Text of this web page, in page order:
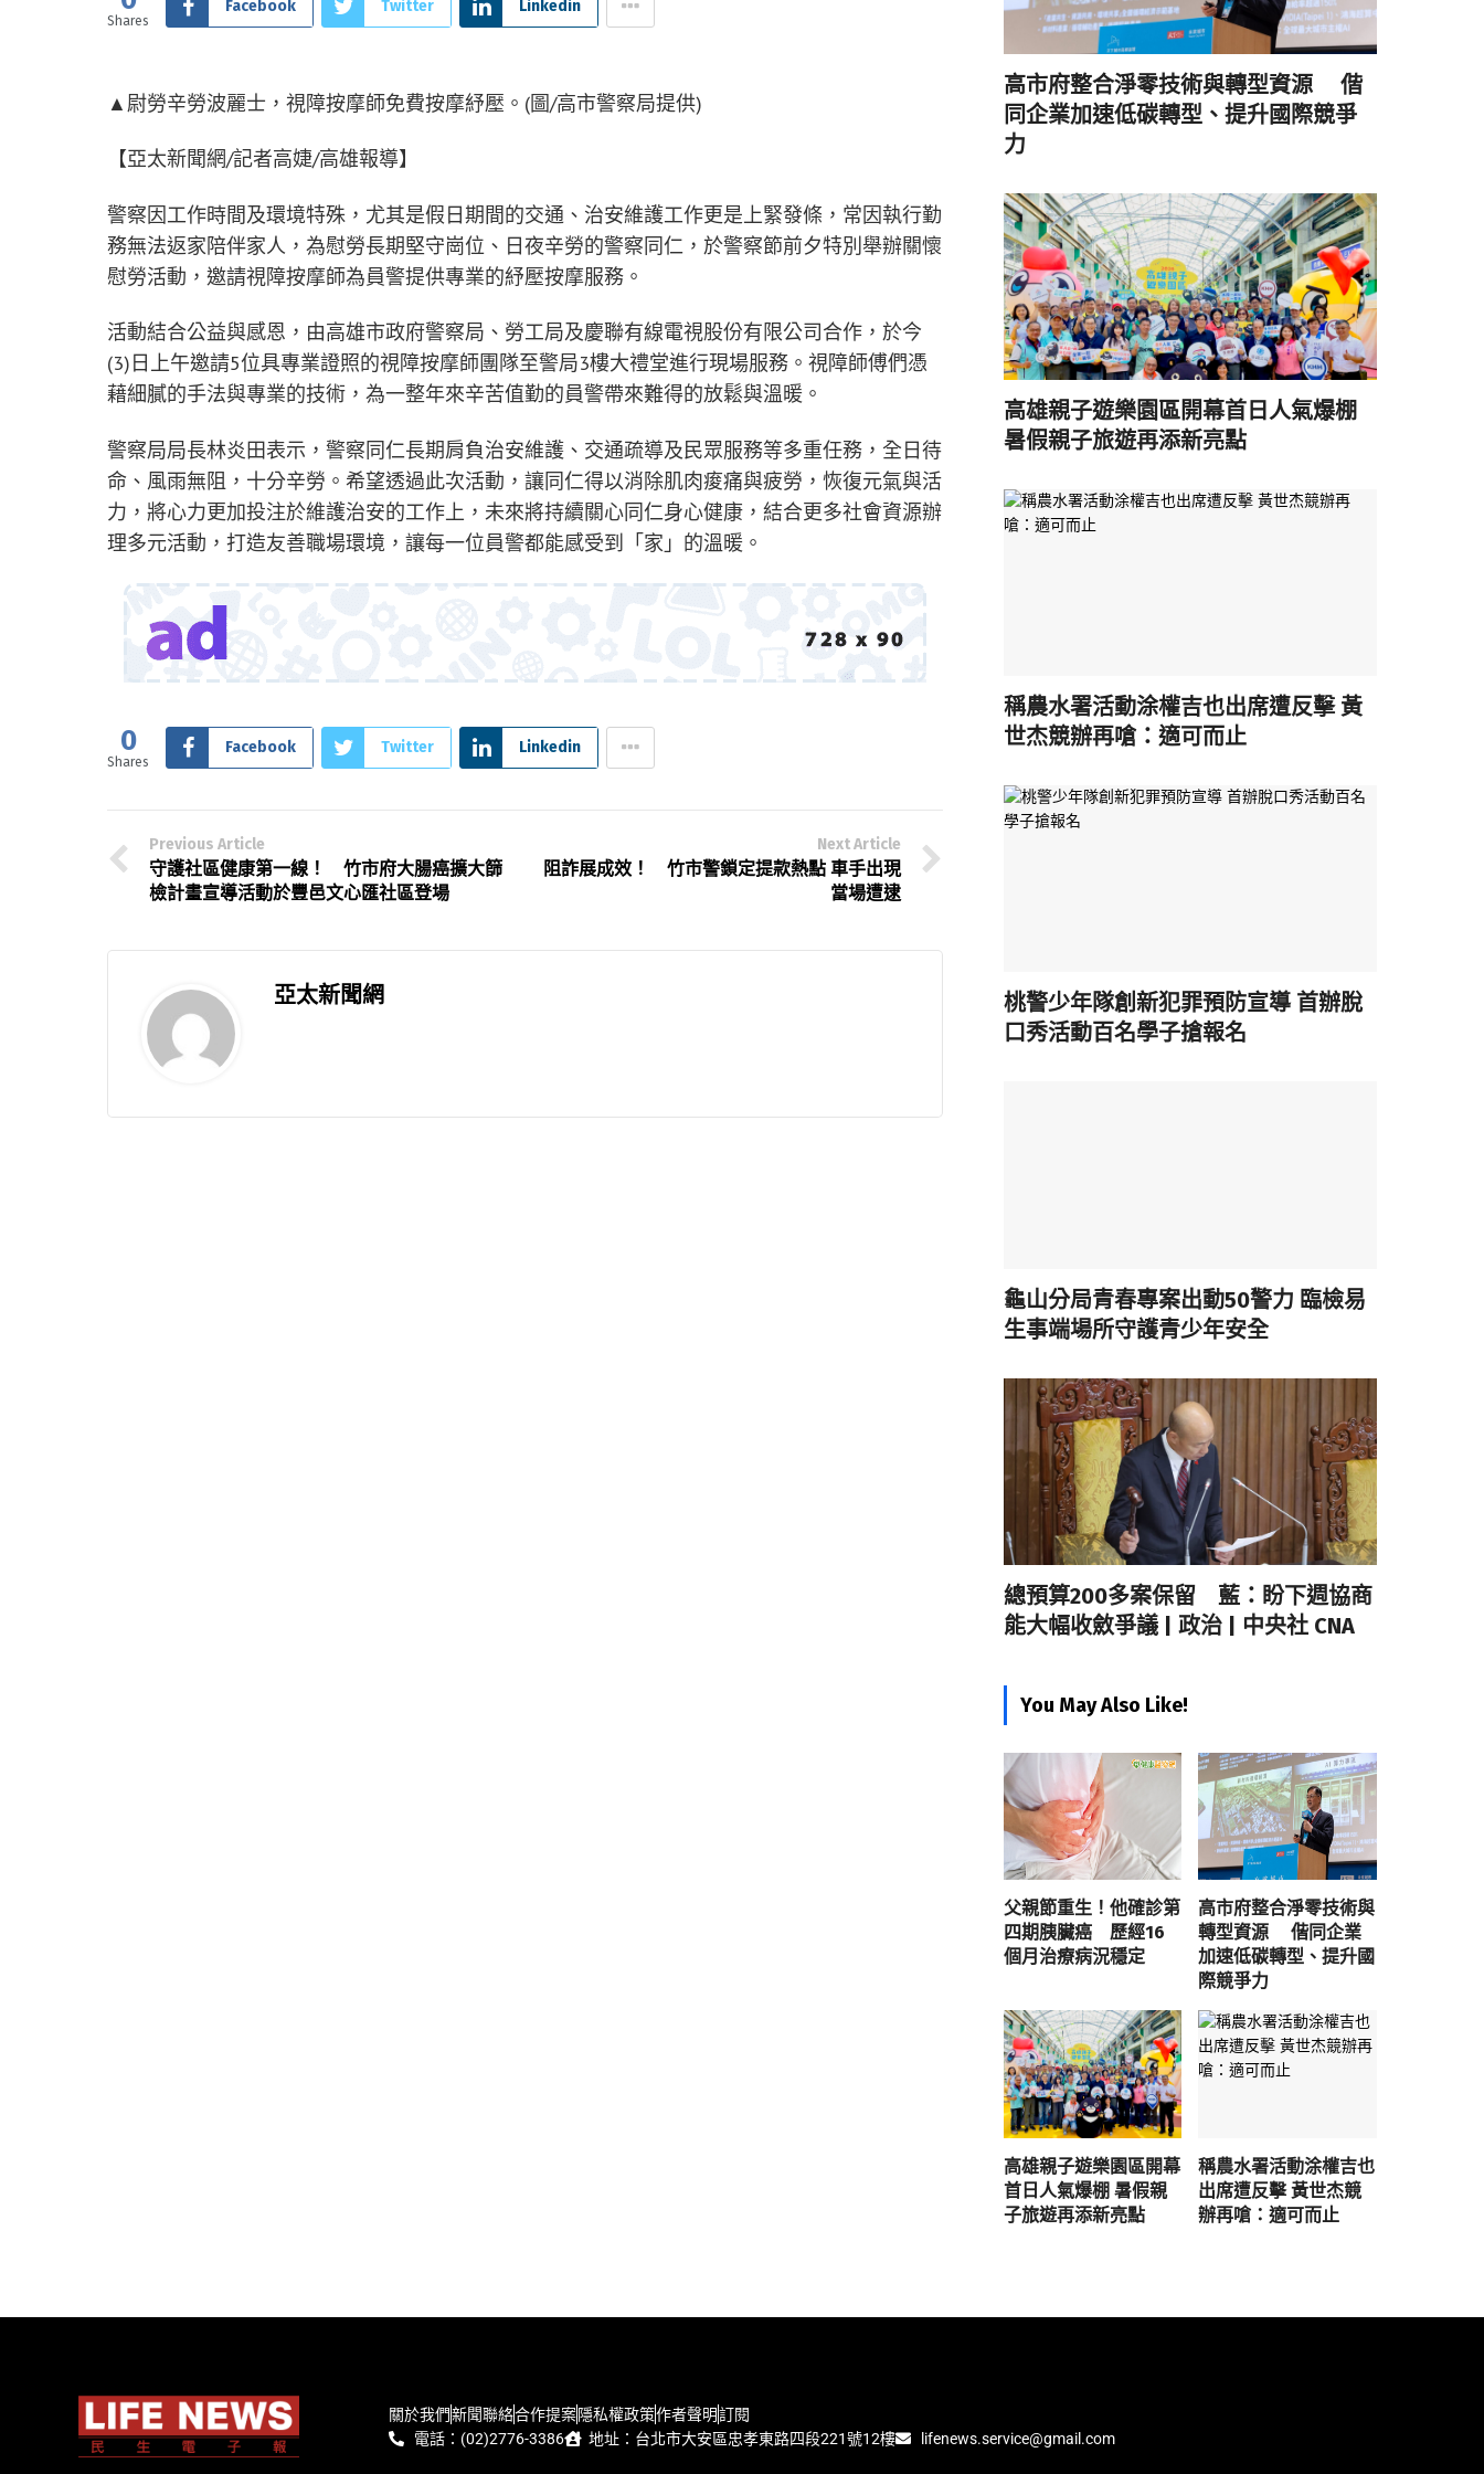
Shares
Facebook Twitter Linkedin
▲尉勞辛勞波麗士，視障按摩師免費按摩紓壓。(圖/高市警察局提供)
【亞太新聞網/記者高婕/高雄報導】
警察因工作時間及環境特殊，尤其是假日期間的交通、治安維護工作更是上緊發條，常因執行勤
務無法返家陪伴家人，為慰勞長期堅守崗位、日夜辛勞的警察同仁，於警察節前夕特別舉辦關懷
慰勞活動，邀請視障按摩師為員警提供專業的紓壓按摩服務。
活動結合公益與感恩，由高雄市政府警察局、勞工局及慶聯有線電視股份有限公司合作，於今
(3)日上午邀請5位具專業證照的視障按摩師團隊至警局3樓大禮堂進行現場服務。視障師傅們憑
藉細膩的手法與專業的技術，為一整年來辛苦值勤的員警帶來難得的放鬆與溫暖。
警察局局長林炎田表示，警察同仁長期肩負治安維護、交通疏導及民眾服務等多重任務，全日待
命、風雨無阻，十分辛勞。希望透過此次活動，讓同仁得以消除肌肉痠痛與疲勞，恢復元氣與活
力，將心力更加投注於維護治安的工作上，未來將持續關心同仁身心健康，結合更多社會資源辦
理多元活動，打造友善職場環境，讓每一位員警都能感受到「家」的溫暖。
0
Shares
Facebook Twitter Linkedin
Previous Article
守護社區健康第一線！ 竹市府大腸癌擴大篩
檢計畫宣導活動於豐邑文心匯社區登場
Next Article
阻詐展成效！ 竹市警鎖定提款熱點 車手出現
當場遭逮
亞太新聞網
高市府整合淨零技術與轉型資源 偕
同企業加速低碳轉型、提升國際競爭
力
高雄親子遊樂園區開幕首日人氣爆棚
暑假親子旅遊再添新亮點
稱農水署活動涂權吉也出席遭反擊 黃
世杰競辦再嗆：適可而止
桃警少年隊創新犯罪預防宣導 首辦脫
口秀活動百名學子搶報名
龜山分局青春專案出動50警力 臨檢易
生事端場所守護青少年安全
總預算200多案保留 藍：盼下週協商
能大幅收斂爭議 | 政治 | 中央社 CNA
You May Also Like!
父親節重生！他確診第
四期胰臟癌 歷經16
個月治療病況穩定
高市府整合淨零技術與
轉型資源 偕同企業
加速低碳轉型、提升國
際競爭力
高雄親子遊樂園區開幕
首日人氣爆棚 暑假親
子旅遊再添新亮點
稱農水署活動涂權吉也
出席遭反擊 黃世杰競
辦再嗆：適可而止
關於我們新聞聯絡合作提案隱私權政策作者聲明訂閱
電話：(02)2776-3386
地址：台北市大安區忠孝東路四段221號12樓 lifenews.service@gmail.com